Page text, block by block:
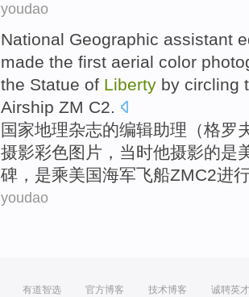
youdao
National Geographic assistant
made the first aerial color
the Statue of Liberty by circling
Airship ZM C2.
国家地理杂志的编辑助理 （格罗
摄影彩色图片 ， 当时他摄影的是
碑 ，是乘美国海军飞船ZMC2进
youdao
有道智选 官方博客 技术博客 诚聘英才